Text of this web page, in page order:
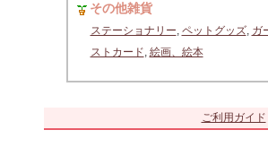
その他雑貨
ステーショナリー, ペットグッズ, ガ
ストカード, 絵画、絵本
ご利用ガイド